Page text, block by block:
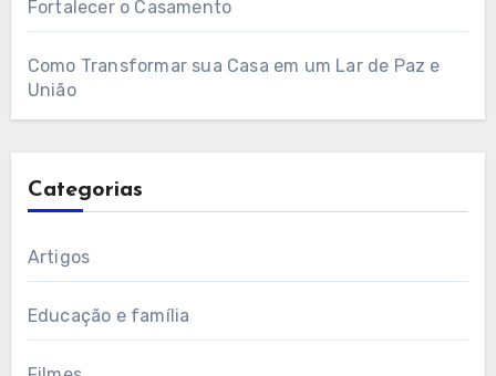
Fortalecer o Casamento
Como Transformar sua Casa em um Lar de Paz e
União
Categorias
Artigos
Educação e família